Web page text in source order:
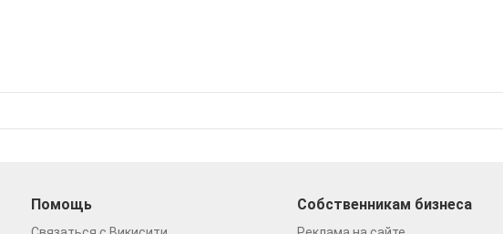
Помощь Собственникам бизнеса